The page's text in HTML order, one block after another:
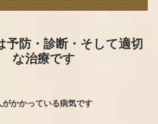
予防・診断・そして適切
な治療です
がかかっている病気です